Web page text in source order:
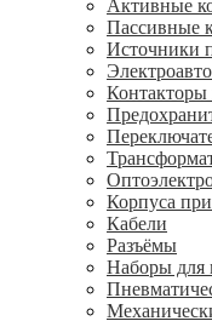
Активные
Пассивные
Источники
Контакторы
Корпуса
Кабели
Разъёмы
Наборы для